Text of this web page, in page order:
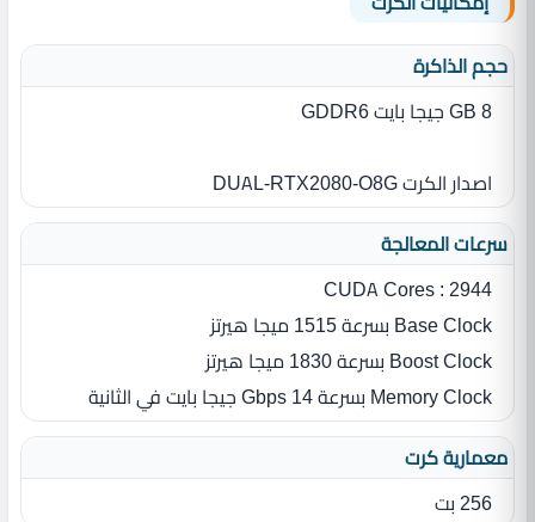
حجم الذاكرة
8 GB جيجا بايت GDDR6
اصدار الكرت DUAL-RTX2080-O8G
سرعات المعالجة
CUDA Cores : 2944
Base Clock بسرعة 1515 ميجا هيرتز
Boost Clock بسرعة 1830 ميجا هيرتز
Memory Clock بسرعة 14 Gbps جيجا بايت في الثانية
معمارية كرت
256 بت